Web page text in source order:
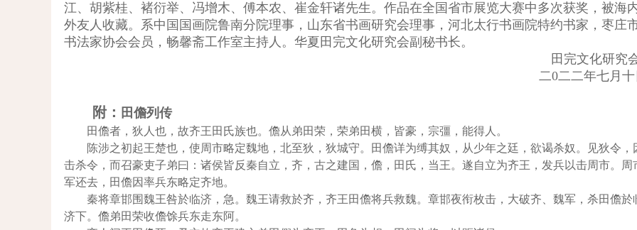
江、胡紫桂、褚衍举、冯增木、傅本农、崔金轩诸先生。作品在全国省市展览大赛中多次获奖，被海
外友人收藏。系中国国画院鲁南分院理事，山东省书画研究会理事，河北太行书画院特约书家，枣庄
书法家协会会员，畅馨斋工作室主持人。华夏田完文化研究会副秘书长。
田完文化研究
二0二二年七月
附： 田儋列传
田儋者，狄人也，故齐王田氏族也。儋从弟田荣，荣弟田横，皆豪，宗彊，能得人。
陈涉之初起王楚也，使周市略定魏地，北至狄，狄城守。田儋详为缚其奴，从少年之廷，欲谒杀奴。见狄令，
击杀令，而召豪吏子弟曰：诸侯皆反秦自立，齐，古之建国，儋，田氏，当王。遂自立为齐王，发兵以击周市。周
军还去，田儋因率兵东略定齐地。
秦将章邯围魏王咎於临济，急。魏王请救於齐，齐王田儋将兵救魏。章邯夜衔枚击，大破齐、魏军，杀田儋於
济下。儋弟田荣收儋馀兵东走东阿。